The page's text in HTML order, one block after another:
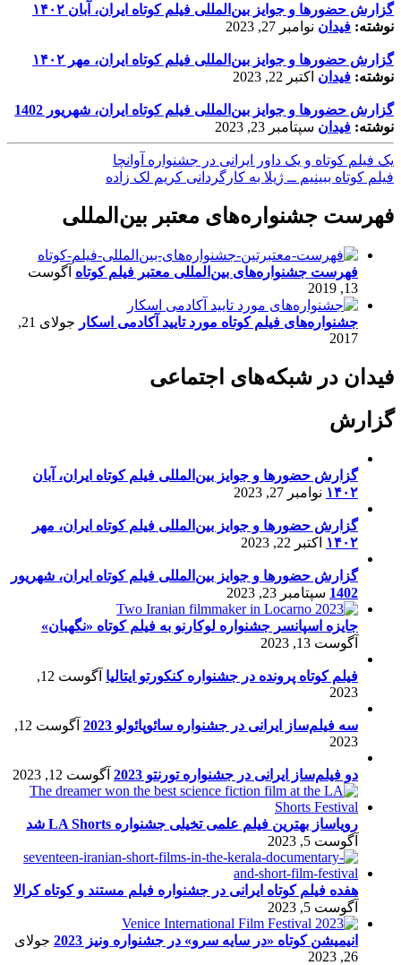
گزارش حضورها و جوایز بین‌المللی فیلم کوتاه ایران، آبان ۱۴۰۲
نوشته: فیدان نوامبر 27, 2023
گزارش حضورها و جوایز بین‌المللی فیلم کوتاه ایران، مهر ۱۴۰۲
نوشته: فیدان اکتبر 22, 2023
گزارش حضورها و جوایز بین‌المللی فیلم کوتاه ایران، شهریور 1402
نوشته: فیدان سپتامبر 23, 2023
یک فیلم کوتاه و یک داور ایرانی در جشنواره آوانچا
فیلم کوتاه ببینیم ــ ژیلا به کارگردانی کریم لک زاده
فهرست جشنواره‌های معتبر بین‌المللی
فهرست جشنواره‌های بین‌المللی معتبر فیلم کوتاه آگوست
13, 2019
جشنواره‌های فیلم کوتاه مورد تایید آکادمی اسکار
جولای 21,
2017
فیدان در شبکه‌های اجتماعی
گزارش
گزارش حضورها و جوایز بین‌المللی فیلم کوتاه ایران، آبان
۱۴۰۲ نوامبر 27, 2023
گزارش حضورها و جوایز بین‌المللی فیلم کوتاه ایران، مهر
۱۴۰۲ اکتبر 22, 2023
گزارش حضورها و جوایز بین‌المللی فیلم کوتاه ایران، شهریور
1402 سپتامبر 23, 2023
جایزه اسپانسر جشنواره لوکارنو به فیلم کوتاه «نگهبان»
آگوست 13, 2023
فیلم کوتاه پرونده در جشنواره کنکورتو ایتالیا
آگوست 12,
2023
سه فیلم‌ساز ایرانی در جشنواره سائوپائولو 2023
آگوست 12,
2023
دو فیلم‌ساز ایرانی در جشنواره تورنتو 2023 آگوست 12, 2023
رویاساز بهترین فیلم علمی تخیلی جشنواره LA Shorts شد
آگوست 5, 2023
هفده فیلم کوتاه ایرانی در جشنواره فیلم مستند و کوتاه کرالا
آگوست 5, 2023
انیمیشن کوتاه «در سایه سرو» در جشنواره ونیز 2023
جولای
26, 2023